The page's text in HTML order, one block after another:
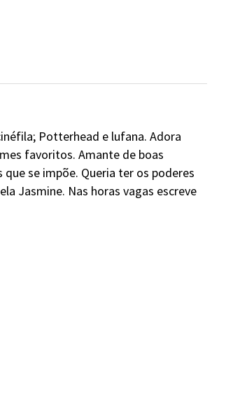
Potterhead e lufana. Adora
favoritos. Amante de boas
se impõe. Queria ter os poderes
Jasmine. Nas horas vagas escreve